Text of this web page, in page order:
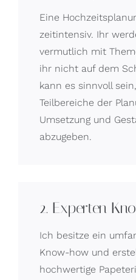
Eine
zeitintensiv. Ihr
vermutlich mit
ihr nicht auf dem
kann es sinnvoll
Teilbereiche der
Umsetzung und
abzugeben.
2. Experten
Ich besitze ein
Know-how und
hochwertige